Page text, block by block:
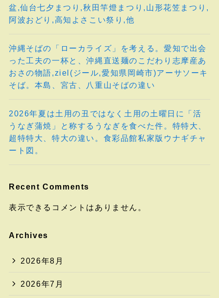
盆,仙台七夕まつり,秋田竿燈まつり,山形花笠まつり,
阿波おどり,高知よさこい祭り,他
沖縄そばの「ローカライズ」を考える。愛知で出会
った工夫の一杯と、沖縄直送麺のこだわり志摩産あ
おさの物語,ziel(ジール,愛知県岡崎市)アーサソーキ
そば。本島、宮古、八重山そばの違い
2026年夏は土用の丑ではなく土用の土曜日に「活
うなぎ蒲焼」と称するうなぎを食べた件。特特大、
超特特大、特大の違い。食彩品館私家版ウナギチャ
ート図。
Recent Comments
表示できるコメントはありません。
Archives
2026年8月
2026年7月